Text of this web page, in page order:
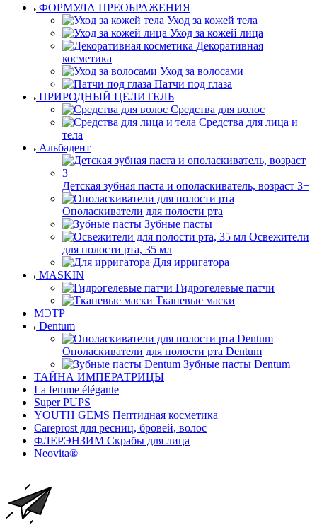
ФОРМУЛА ПРЕОБРАЖЕНИЯ
Уход за кожей тела
Уход за кожей лица
Декоративная
косметика
Уход за волосами
Патчи под глаза
ПРИРОДНЫЙ ЦЕЛИТЕЛЬ
Средства для волос
Средства для лица и
тела
Альбадент
Детская зубная паста и ополаскиватель, возраст 3+
Ополаскиватели для полости рта
Зубные пасты
Освежители
для полости рта, 35 мл
Для ирригатора
MASKIN
Гидрогелевые патчи
Тканевые маски
МЭТР
Dentum
Ополаскиватели для полости рта Dentum
Зубные пасты Dentum
ТАЙНА ИМПЕРАТРИЦЫ
La femme élégante
Super PUPS
YOUTH GEMS Пептидная косметика
Careprost для ресниц, бровей, волос
ФЛЕРЭНЗИМ Скрабы для лица
Neovita®